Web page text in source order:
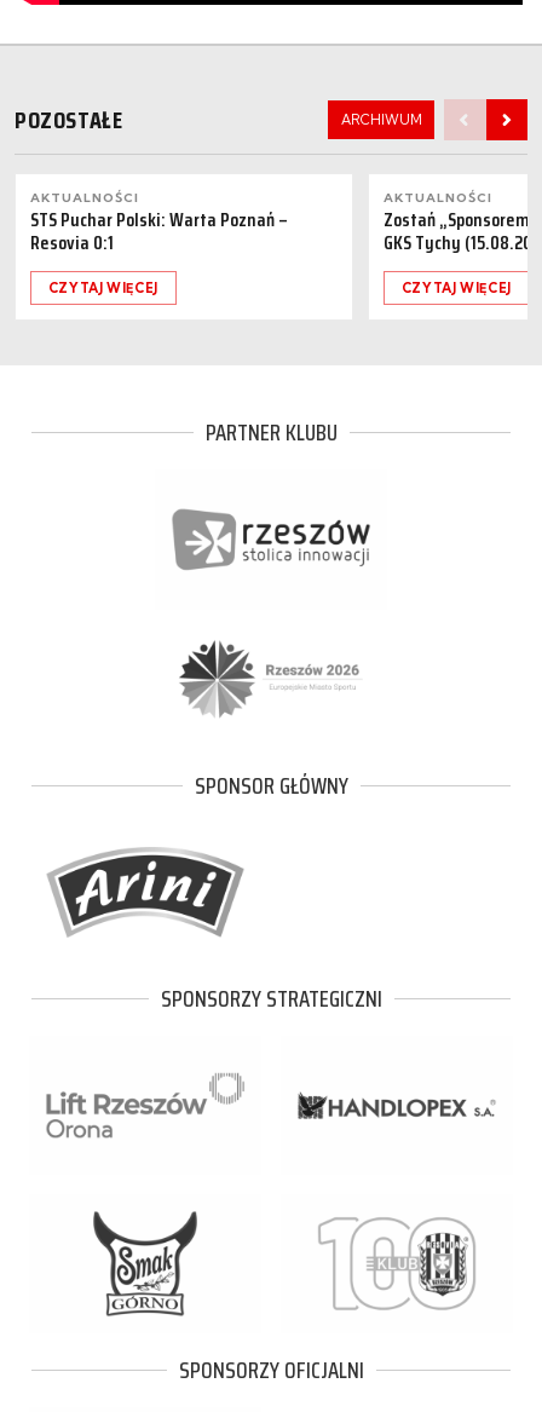
POZOSTAŁE ARCHIWUM
AKTUALNOŚCI
STS Puchar Polski: Warta Poznań –
Resovia 0:1
CZYTAJ WIĘCEJ
AKTUALNOŚCI
Zostań „Sponsorem
GKS Tychy
CZYTAJ WIĘCEJ
PARTNER KLUBU
SPONSOR GŁÓWNY
SPONSORZY STRATEGICZNI
SPONSORZY OFICJALNI